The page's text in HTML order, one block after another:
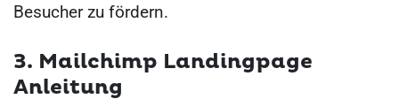
Besucher zu fördern.
3. Mailchimp Landingpage
Anleitung